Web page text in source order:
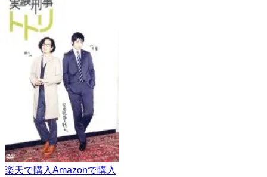
楽天で購入Amazonで購入